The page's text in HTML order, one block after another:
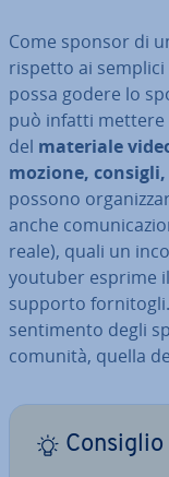
Come sponsor di
rispetto ai
possa godere lo
può infatti
del materiale
mo­zio­ne,
possono
anche
reale), quali un
youtuber esprime
supporto
sen­ti­men­to degli
comunità, quella
Consiglio